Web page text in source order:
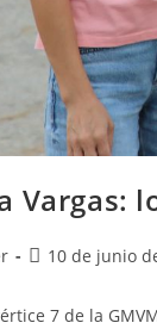
Vargas:
10 de junio
7 de la